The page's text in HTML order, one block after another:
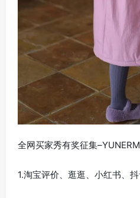
全网买家秀有奖征集
1.淘宝评价、逛逛、小红书、